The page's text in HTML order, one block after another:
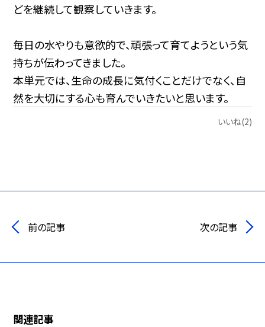
どを継続して観察していきます。
毎日の水やりも意欲的で、頑張って育てようという気
持ちが伝わってきました。
本単元では、生命の成長に気付くことだけでなく、自
然を大切にする心も育んでいきたいと思います。
いいね(2)
前の記事 次の記事
関連記事